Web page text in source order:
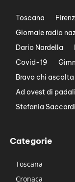
Toscana
Giornale radio
Dario Nardella
Covid-19
Bravo chi ascolta
Ad ovest di
Stefania Saccardi
Categorie
Toscana
Cronaca